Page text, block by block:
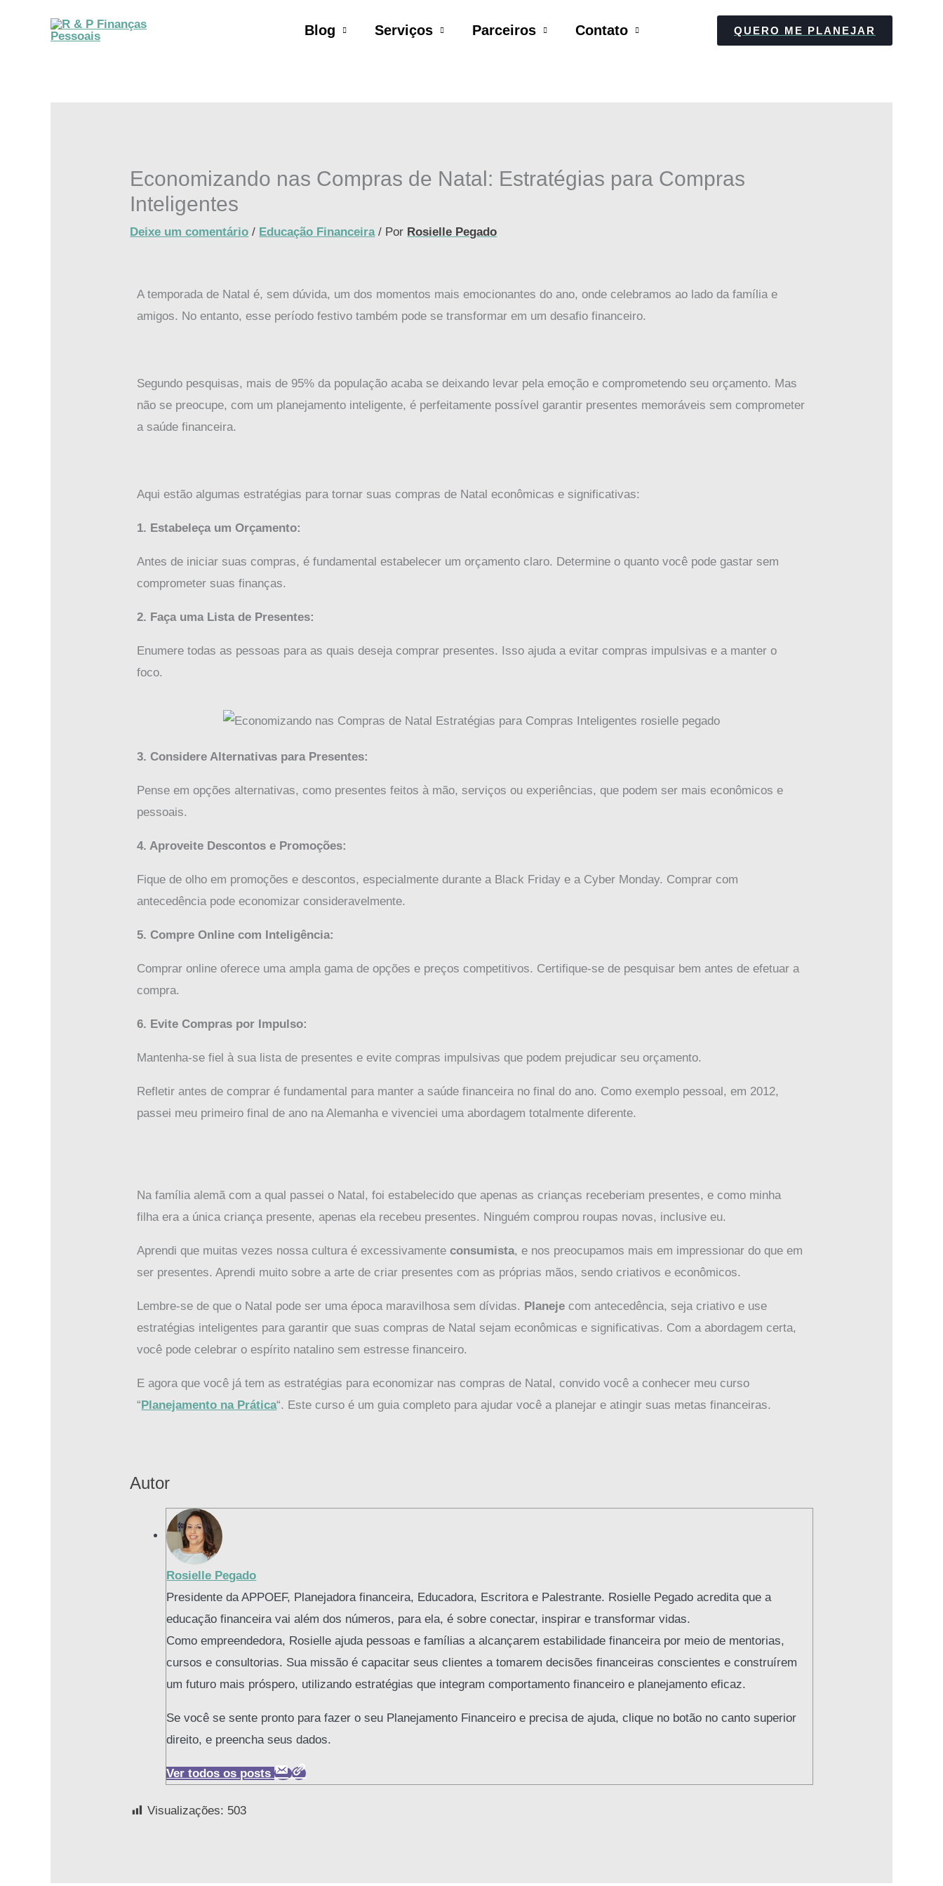
Blog Serviços Parceiros Contato QUERO ME PLANEJAR
Economizando nas Compras de Natal: Estratégias para Compras
Inteligentes
Deixe um comentário / Educação Financeira/ Por Rosielle Pegado
A temporada de Natal é, sem dúvida, um dos momentos mais emocionantes do ano, onde celebramos ao lado da família e
amigos. No entanto, esse período festivo também pode se transformar em um desafio financeiro.
Segundo pesquisas, mais de 95% da população acaba se deixando levar pela emoção e comprometendo seu orçamento. Mas
não se preocupe, com um planejamento inteligente, é perfeitamente possível garantir presentes memoráveis sem comprometer
a saúde financeira.
Aqui estão algumas estratégias para tornar suas compras de Natal econômicas e significativas:
1. Estabeleça um Orçamento:
Antes de iniciar suas compras, é fundamental estabelecer um orçamento claro. Determine o quanto você pode gastar sem
comprometer suas finanças.
2. Faça uma Lista de Presentes:
Enumere todas as pessoas para as quais deseja comprar presentes. Isso ajuda a evitar compras impulsivas e a manter o
foco.
3. Considere Alternativas para Presentes:
Pense em opções alternativas, como presentes feitos à mão, serviços ou experiências, que podem ser mais econômicos e
pessoais.
4. Aproveite Descontos e Promoções:
Fique de olho em promoções e descontos, especialmente durante a Black Friday e a Cyber Monday. Comprar com
antecedência pode economizar consideravelmente.
5. Compre Online com Inteligência:
Comprar online oferece uma ampla gama de opções e preços competitivos. Certifique-se de pesquisar bem antes de efetuar a
compra.
6. Evite Compras por Impulso:
Mantenha-se fiel à sua lista de presentes e evite compras impulsivas que podem prejudicar seu orçamento.
Refletir antes de comprar é fundamental para manter a saúde financeira no final do ano. Como exemplo pessoal, em 2012,
passei meu primeiro final de ano na Alemanha e vivenciei uma abordagem totalmente diferente.
Na família alemã com a qual passei o Natal, foi estabelecido que apenas as crianças receberiam presentes, e como minha
filha era a única criança presente, apenas ela recebeu presentes. Ninguém comprou roupas novas, inclusive eu.
Aprendi que muitas vezes nossa cultura é excessivamenteconsumista, e nos preocupamos mais em impressionar do que em
ser presentes. Aprendi muito sobre a arte de criar presentes com as próprias mãos, sendo criativos e econômicos.
Lembre-se de que o Natal pode ser uma época maravilhosa sem dívidas. Planejecom antecedência, seja criativo e use
estratégias inteligentes para garantir que suas compras de Natal sejam econômicas e significativas. Com a abordagem certa,
você pode celebrar o espírito natalino sem estresse financeiro.
E agora que você já tem as estratégias para economizar nas compras de Natal, convido você a conhecer meu curso
“Planejamento na Prática“. Este curso é um guia completo para ajudar você a planejar e atingir suas metas financeiras.
Autor
Rosielle Pegado
Presidente da APPOEF, Planejadora financeira, Educadora, Escritora e Palestrante. Rosielle Pegado acredita que a
educação financeira vai além dos números, para ela, é sobre conectar, inspirar e transformar vidas.
Como empreendedora, Rosielle ajuda pessoas e famílias a alcançarem estabilidade financeira por meio de mentorias,
cursos e consultorias. Sua missão é capacitar seus clientes a tomarem decisões financeiras conscientes e construírem
um futuro mais próspero, utilizando estratégias que integram comportamento financeiro e planejamento eficaz.
Se você se sente pronto para fazer o seu Planejamento Financeiro e precisa de ajuda, clique no botão no canto superior
direito, e preencha seus dados.
Ver todos os posts
Visualizações: 503